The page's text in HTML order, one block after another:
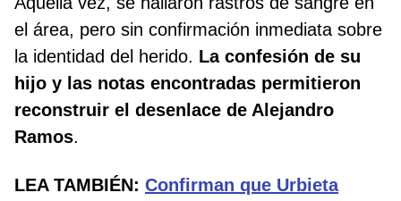
el área, pero sin confirmación inmediata sobre
la identidad del herido. La confesión de su
hijo y las notas encontradas permitieron
reconstruir el desenlace de Alejandro
Ramos.
LEA TAMBIÉN: Confirman que Urbieta